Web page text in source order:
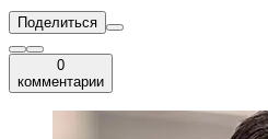
Поделиться
0
комментарии